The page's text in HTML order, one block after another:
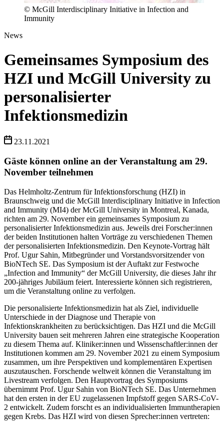
© McGill Interdisciplinary Initiative in Infection and
Immunity
News
Gemeinsames Symposium des
HZI und McGill University zu
personalisierter
Infektionsmedizin
23.11.2021
Gäste können online an der Veranstaltung am 29.
November teilnehmen
Das Helmholtz-Zentrum für Infektionsforschung (HZI) in
Braunschweig und die McGill Interdisciplinary Initiative in Infection
and Immunity (MI4) der McGill University in Montreal, Kanada,
richten am 29. November ein gemeinsames Symposium zu
personalisierter Infektionsmedizin aus. Jeweils drei Forscher:innen
der beiden Institutionen halten Vorträge zu verschiedenen Themen
der personalisierten Infektionsmedizin. Den Keynote-Vortrag hält
Prof. Ugur Sahin, Mitbegründer und Vorstandsvorsitzender von
BioNTech SE. Das Symposium ist der Auftakt zur Festwoche
„Infection and Immunity“ der McGill University, die dieses Jahr ihr
200-jähriges Jubiläum feiert. Interessierte können sich registrieren,
um die Veranstaltung online zu verfolgen.
Die personalisierte Infektionsmedizin hat als Ziel, individuelle
Unterschiede in der Diagnose und Therapie von
Infektionskrankheiten zu berücksichtigen. Das HZI und die McGill
University bauen seit mehreren Jahren eine strategische Kooperation
zu diesem Thema auf. Kliniker:innen und Wissenschaftler:innen der
Institutionen kommen am 29. November 2021 zu einem Symposium
zusammen, um ihre Perspektiven und komplementären Expertisen
auszutauschen. Forschende weltweit können die Veranstaltung im
Livestream verfolgen. Den Hauptvortrag des Symposiums
übernimmt Prof. Ugur Sahin von BioNTech SE. Das Unternehmen
hat den ersten in der EU zugelassenen Impfstoff gegen SARS-CoV-
2 entwickelt. Zudem forscht es an individualisierten Immuntherapien
gegen Krebs. Das HZI wird von diesen Sprecher:innen vertreten: